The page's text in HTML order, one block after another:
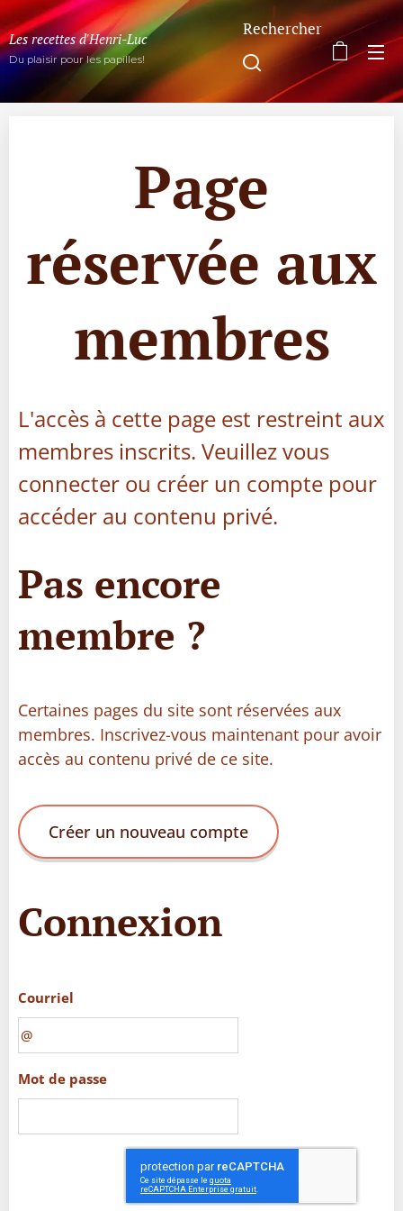
Les recettes d'Henri-Luc
Du plaisir pour les papilles!
Rechercher
Page
réservée aux
membres
L'accès à cette page est restreint aux
membres inscrits. Veuillez vous
connecter ou créer un compte pour
accéder au contenu privé.
Pas encore
membre ?
Certaines pages du site sont réservées aux
membres. Inscrivez-vous maintenant pour avoir
accès au contenu privé de ce site.
Créer un nouveau compte
Connexion
Courriel
Mot de passe